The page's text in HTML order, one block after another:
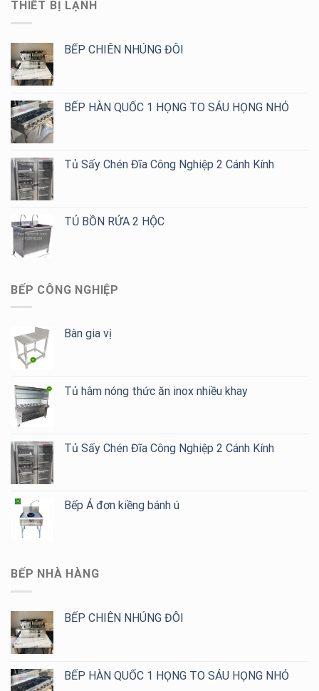
Họng
Yêu
Quán
THIẾT BỊ LẠNH
BẾP CHIÊN NHÚNG ĐÔI
BẾP HÀN QUỐC 1 HỌNG TO SÁU HỌNG NHỎ
Tủ Sấy Chén Đĩa Công Nghiệp 2 Cánh Kính
TỦ BỒN RỬA 2 HỘC
BẾP CÔNG NGHIỆP
Bàn gia vị
Tủ hâm nóng thức ăn inox nhiều khay
Tủ Sấy Chén Đĩa Công Nghiệp 2 Cánh Kính
Bếp Á đơn kiềng bánh ú
BẾP NHÀ HÀNG
BẾP CHIÊN NHÚNG ĐÔI
BẾP HÀN QUỐC 1 HỌNG TO SÁU HỌNG NHỎ